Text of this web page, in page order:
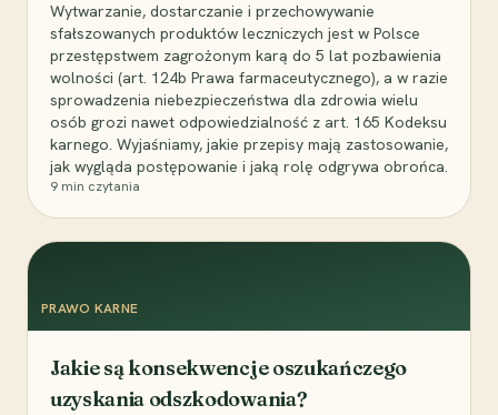
Wytwarzanie, dostarczanie i przechowywanie
sfałszowanych produktów leczniczych jest w Polsce
przestępstwem zagrożonym karą do 5 lat pozbawienia
wolności (art. 124b Prawa farmaceutycznego), a w razie
sprowadzenia niebezpieczeństwa dla zdrowia wielu
osób grozi nawet odpowiedzialność z art. 165 Kodeksu
karnego. Wyjaśniamy, jakie przepisy mają zastosowanie,
jak wygląda postępowanie i jaką rolę odgrywa obrońca.
9 min czytania
PRAWO KARNE
Jakie są konsekwencje oszukańczego
uzyskania odszkodowania?